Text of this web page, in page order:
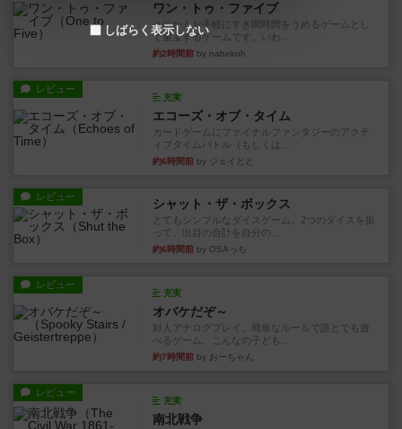
ワン・トゥ・ファイブ
とにかくお手軽にすき間時間をうめるゲームとし
て重宝するゲームです。いわ...
約2時間前 by nabekoh
レビュー
充実
エコーズ・オブ・タイム
カードゲームにファイナルファンタジーのアクテ
ィブタイムバトル（もしくは...
約6時間前 by ジェイとと
レビュー シャット・ザ・ボックス
とてもシンプルなダイスゲーム。2つのダイスを振
って、出目の合計を自分の...
約6時間前 by OSAっち
レビュー
充実
オバケだぞ～
対人アナログプレイ。簡単なルールで誰とでも遊
べるゲーム。こんなの子ども...
約7時間前 by おーちゃん
レビュー
充実
南北戦争
しばらく表示しない